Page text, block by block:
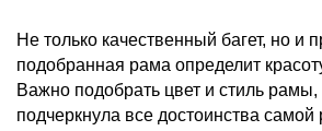
Не только качественный багет, но и
подобранная рама определит
Важно подобрать цвет и стиль
подчеркнула все достоинства самой